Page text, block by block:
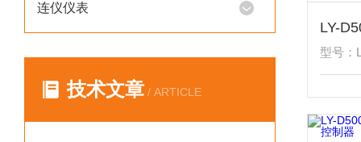
连仪仪表
技术文章 / ARTICLE
型号：